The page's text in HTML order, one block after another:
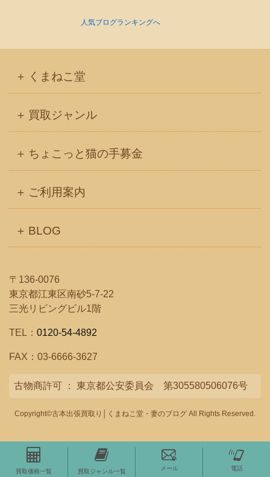
買取価格一覧 買取ジャンル一覧 メール 電話
人気ブログランキングへ
くまねこ堂
買取ジャンル
ちょこっと猫の手募金
ご利用案内
BLOG
〒136-0076
東京都江東区南砂5-7-22
三光リビングビル1階
TEL： 0120-54-4892
FAX：03-6666-3627
古物商許可 ： 東京都公安委員会 第305580506076号
Copyright©古本出張買取り│くまねこ堂・妻のブログ All Rights Reserved.